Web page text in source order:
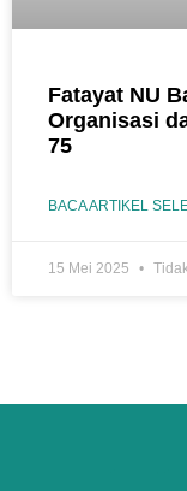
Fatayat NU
Organisasi
75
BACA ARTIKEL
15 Mei 2025